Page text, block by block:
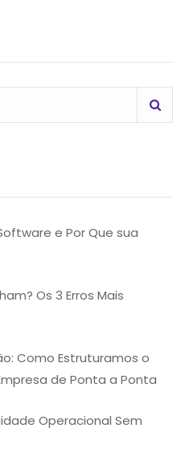
e Por Que sua
Os 3 Erros Mais
Como Estruturamos o
de Ponta a Ponta
Operacional Sem